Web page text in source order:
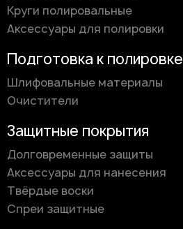
Круги полировальные
Аксессуары для полировки
Подготовка к полировке
Шлифовальные материалы
Очистители
Защитные покрытия
Долговременные защиты
Аксессуары для нанесения
Твёрдые воски
Спреи защитные